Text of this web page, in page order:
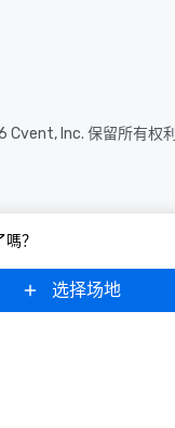
？
选择场地
Inc. 保留所有权利